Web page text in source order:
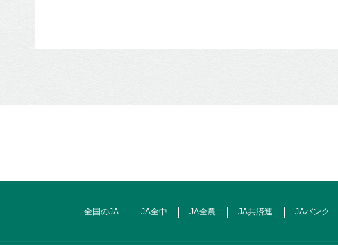
全国のJA JA全中 JA全農 JA共済連 JAバンク